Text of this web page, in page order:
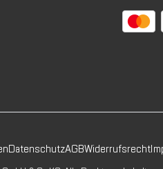
DatenschutzAGBWiderrufsrecht